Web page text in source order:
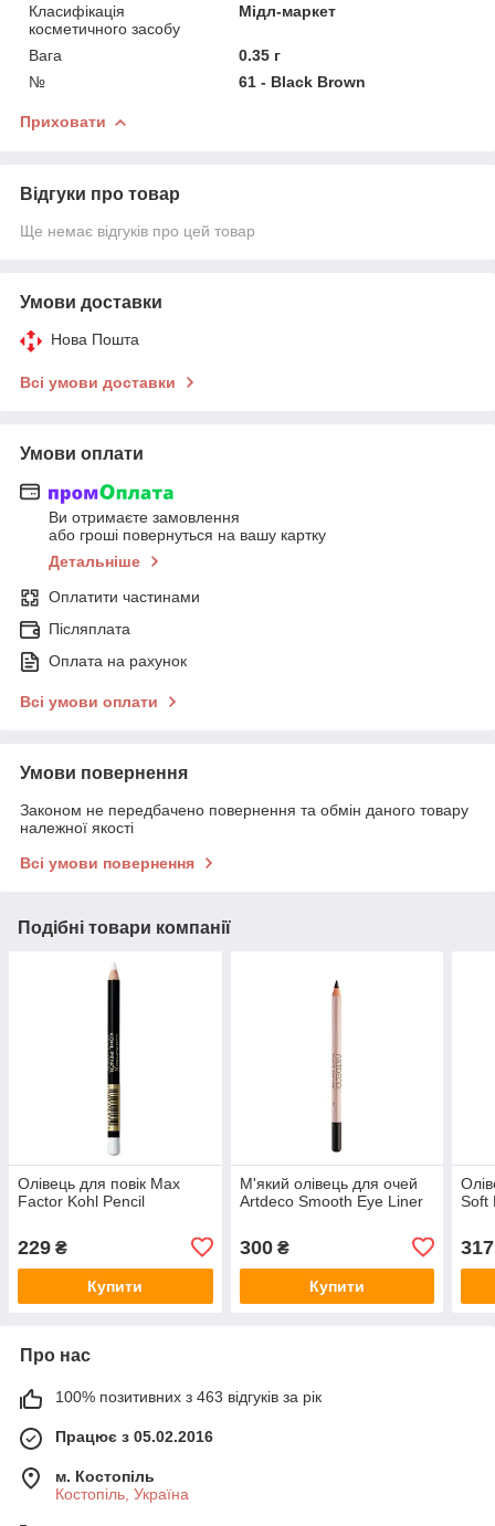
Класифікація
косметичного засобу
Мідл-маркет
Вага
0.35 г
№
61 - Black Brown
Приховати
Відгуки про товар
Ще немає відгуків про цей товар
Умови доставки
Нова Пошта
Всі умови доставки
Умови оплати
Ви отримаєте замовлення
або гроші повернуться на вашу картку
Детальніше
Оплатити частинами
Післяплата
Оплата на рахунок
Всі умови оплати
Умови повернення
Законом не передбачено повернення та обмін даного товару
належної якості
Всі умови повернення
Подібні товари компанії
Олівець для повік Max
Factor Kohl Pencil
229 ₴
Купити
М'який олівець для очей
Artdeco Smooth Eye Liner
300₴
Купити
Soft
317
Про нас
100% позитивних з 463 відгуків за рік
Працює з 05.02.2016
м. Костопіль
Костопіль, Україна